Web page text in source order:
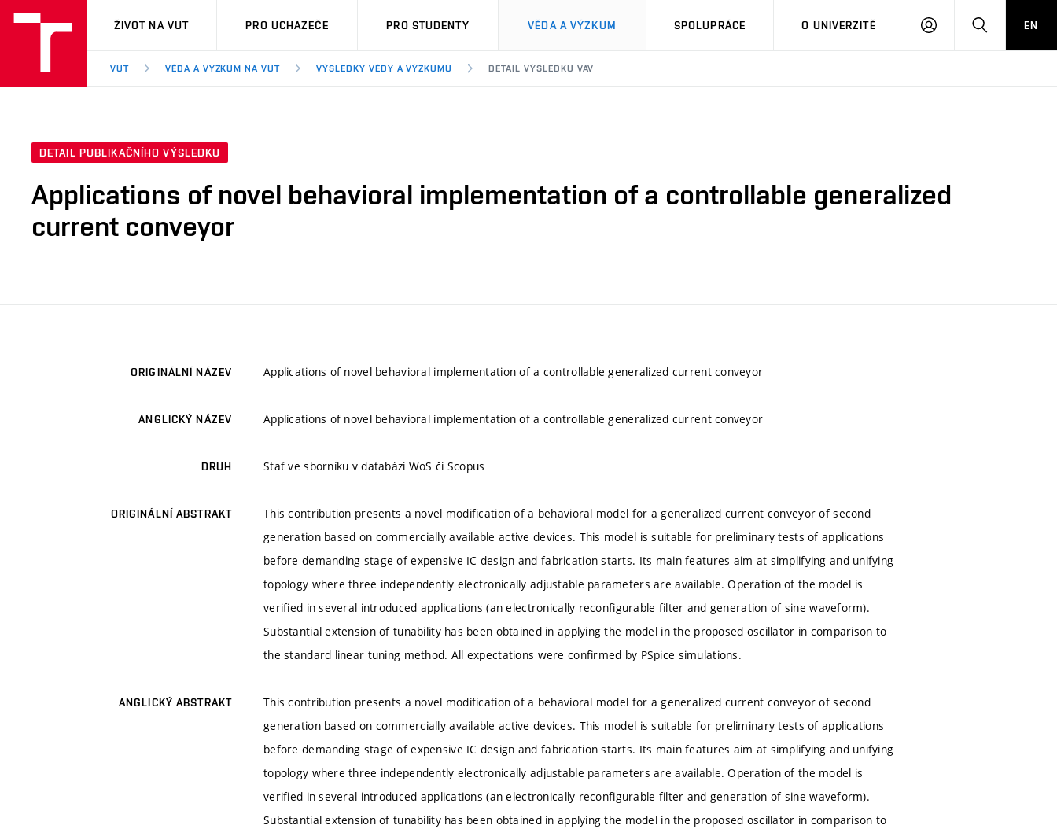
VUT
ŽIVOT NA VUT PRO UCHAZEČE PRO STUDENTY VĚDA A VÝZKUM SPOLUPRÁCE O UNIVERZITĚ
PŘIHLÁSIT HLEDATEN
VUT VĚDA A VÝZKUM NA VUT VÝSLEDKY VĚDY A VÝZKUMU DETAIL VÝSLEDKU VAV
DETAIL PUBLIKAČNÍHO VÝSLEDKU
Applications of novel behavioral implementation of a controllable generalized
current conveyor
ORIGINÁLNÍ NÁZEV Applications of novel behavioral implementation of a controllable generalized current conveyor
ANGLICKÝ NÁZEV Applications of novel behavioral implementation of a controllable generalized current conveyor
DRUH Stať ve sborníku v databázi WoS či Scopus
ORIGINÁLNÍ ABSTRAKT
This contribution presents a novel modification of a behavioral model for a generalized current conveyor of second
generation based on commercially available active devices. This model is suitable for preliminary tests of applications
before demanding stage of expensive IC design and fabrication starts. Its main features aim at simplifying and unifying
topology where three independently electronically adjustable parameters are available. Operation of the model is
verified in several introduced applications (an electronically reconfigurable filter and generation of sine waveform).
Substantial extension of tunability has been obtained in applying the model in the proposed oscillator in comparison to
the standard linear tuning method. All expectations were confirmed by PSpice simulations.
ANGLICKÝ ABSTRAKT
This contribution presents a novel modification of a behavioral model for a generalized current conveyor of second
generation based on commercially available active devices. This model is suitable for preliminary tests of applications
before demanding stage of expensive IC design and fabrication starts. Its main features aim at simplifying and unifying
topology where three independently electronically adjustable parameters are available. Operation of the model is
verified in several introduced applications (an electronically reconfigurable filter and generation of sine waveform).
Substantial extension of tunability has been obtained in applying the model in the proposed oscillator in comparison to